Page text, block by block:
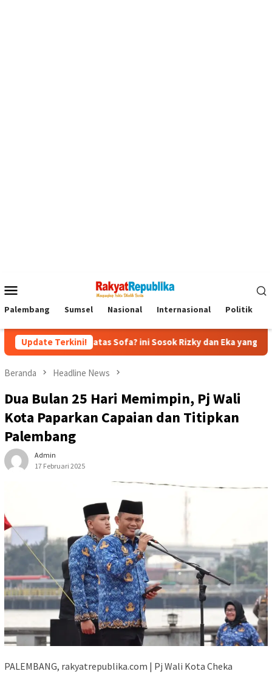
Mobile
Palembang Sumsel Nasional Internasional Politik
Update Terkini!
Diatas Sofa? ini Sosok Rizky dan Eka yang Viral Eks
Beranda Headline News
Dua Bulan 25 Hari Memimpin, Pj Wali
Kota Paparkan Capaian dan Titipkan
Palembang
Admin
17 Februari 2025
PALEMBANG, rakyatrepublika.com | Pj Wali Kota Cheka